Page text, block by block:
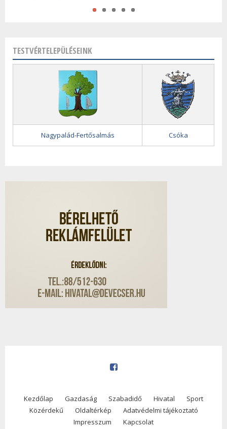
TESTVÉRTELEPÜLÉSEINK
Nagypalád-Fertősalmás Csóka
Kezdőlap Gazdaság Szabadidő Hivatal
Sport
Közérdekű
Oldaltérkép
Adatvédelmi tájékoztató
Impresszum
Kapcsolat